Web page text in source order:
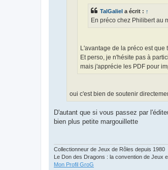
TalGaliel a écrit : ↑
En préco chez Philibert au
L'avantage de la préco est que
Et perso, je n'hésite pas à
mais j'apprécie les PDF pour
oui c'est bien de soutenir
D'autant que si vous passez par
bien plus petite margouillette
Collectionneur de Jeux de Rôles depuis 1980
Le Don des Dragons : la convention de Jeux
Mon Profil GroG